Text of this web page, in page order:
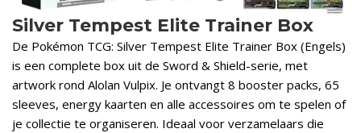
Silver Tempest Elite Trainer Box
De Pokémon TCG: Silver Tempest Elite Trainer Box (Engels)
is een complete box uit de Sword & Shield-serie, met
artwork rond Alolan Vulpix. Je ontvangt 8 booster packs, 65
sleeves, energy kaarten en alle accessoires om te spelen of
je collectie te organiseren. Ideaal voor verzamelaars die